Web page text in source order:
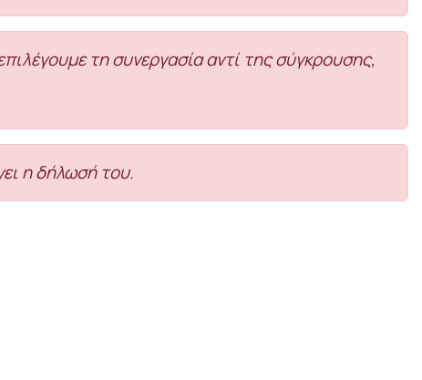
τη συνεργασία αντί της σύγκρουσης,
η δήλωσή του.